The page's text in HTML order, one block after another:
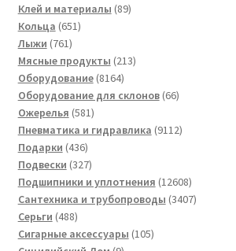
товаров
Клей и материалы 8989
Кольца 651651
Лыжи 761761
товар
Мясные продукты 213213
Оборудование 81648164
товара
Оборудование для склонов 6666
Ожерелья 581581
товар
Пневматика и гидравлика 91129112
Подарки 436436
товаров
Подвески 327327
товаров
Подшипники и уплотнения 1260812608
товаров
Сантехника и трубопроводы 34073407
Серьги 488488
товаров
Сигарные аксессуары 105105